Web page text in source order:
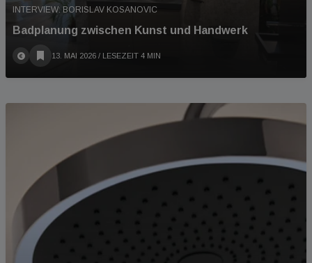
INTERVIEW: BORISLAV KOSANOVIC
Badplanung zwischen Kunst und Handwerk
13. MAI 2026 / LESEZEIT 4 MIN